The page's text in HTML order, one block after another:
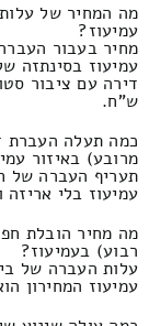
עמיעוז?
מחיר בעבור
עמיעוז בסינתזה
ש"ח.
מרובע) באיזור
תעריף העברה של
עמיעוז בלי אריזה והנפות
רבוע) בעמיעוז?
עלות העברה של
עמיעוז המחירון הוא 4300 וזה מגיע עד 2000 שקלים